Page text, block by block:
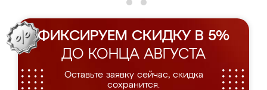
ФИКСИРУЕМ СКИДКУ В 5%
ДО КОНЦА АВГУСТА
Оставьте заявку сейчас, скидка
сохранится.